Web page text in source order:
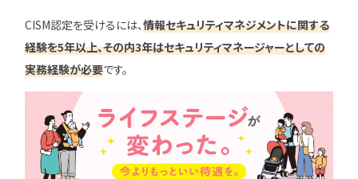
CISM認定を受けるには、情報セキュリティマネジメントに関する
経験を5年以上、その内3年はセキュリティマネージャーとしての
実務経験が必要です。